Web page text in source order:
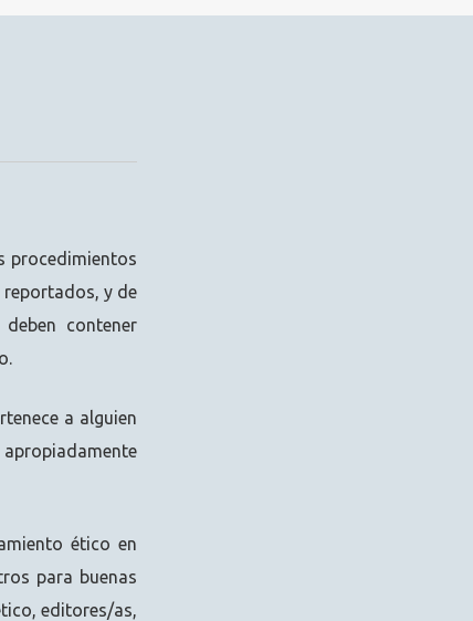
procedimientos
y de
contener
a alguien
ético en
para buenas
editores/as,